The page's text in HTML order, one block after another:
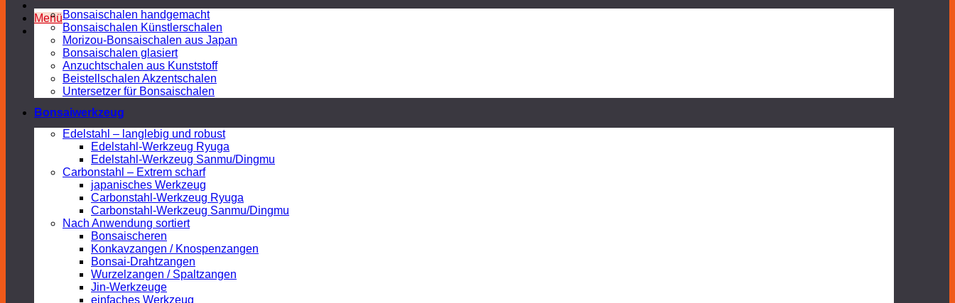
MenüBonsaischalen handgemacht
Bonsaischalen Künstlerschalen
Morizou-Bonsaischalen aus Japan
Bonsaischalen glasiert
Anzuchtschalen aus Kunststoff
Beistellschalen Akzentschalen
Untersetzer für Bonsaischalen
Bonsaiwerkzeug
Edelstahl – langlebig und robust
Edelstahl-Werkzeug Ryuga
Edelstahl-Werkzeug Sanmu/Dingmu
Carbonstahl – Extrem scharf
japanisches Werkzeug
Carbonstahl-Werkzeug Ryuga
Carbonstahl-Werkzeug Sanmu/Dingmu
Nach Anwendung sortiert
Bonsaischeren
Konkavzangen / Knospenzangen
Bonsai-Drahtzangen
Wurzelzangen / Spaltzangen
Jin-Werkzeuge
einfaches Werkzeug